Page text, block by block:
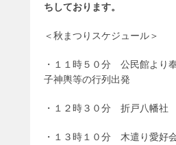
ちしております。
＜秋まつりスケジュール＞
・１１時５０分 公民館より
子神輿等の行列出発
・１２時３０分 折戸八幡社
・１３時１０分 木遣り愛好